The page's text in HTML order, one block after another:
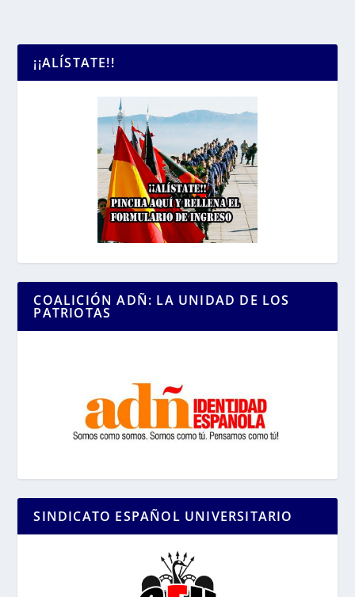
¡¡ALÍSTATE!!
COALICIÓN ADÑ: LA UNIDAD DE LOS
PATRIOTAS
SINDICATO ESPAÑOL UNIVERSITARIO